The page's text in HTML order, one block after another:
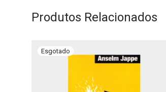
Produtos Relacionados